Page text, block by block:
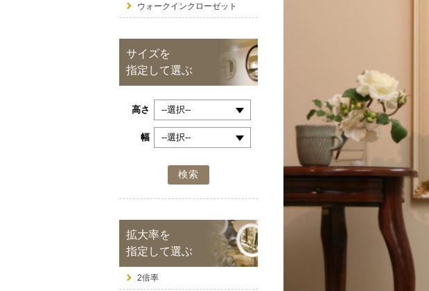
ウォークインクローゼット
サイズを
指定して選ぶ
高さ
幅
検索
拡大率を
指定して選ぶ
2倍率